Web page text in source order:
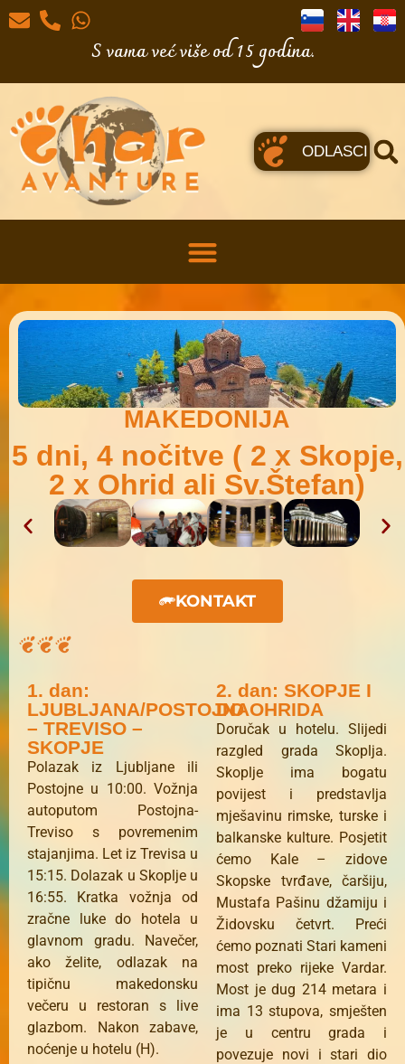
S vama već više od 15 godina.
ODLASCI
MAKEDONIJA
5 dni, 4 nočitve ( 2 x Skopje,
2 x Ohrid ali Sv.Štefan)
KONTAKT
1. dan:
LJUBLJANA/POSTOJNA
– TREVISO –
SKOPJE
Polazak iz Ljubljane ili
Postojne u 10:00. Vožnja
autoputom Postojna-
Treviso s povremenim
stajanjima. Let iz Trevisa u
15:15. Dolazak u Skoplje u
16:55. Kratka vožnja od
zračne luke do hotela u
glavnom gradu. Navečer,
ako želite, odlazak na
tipičnu makedonsku
večeru u restoran s live
glazbom. Nakon zabave,
noćenje u hotelu (H).
2. dan: SKOPJE I
DO OHRIDA
Doručak u hotelu. Slijedi
razgled grada Skoplja.
Skoplje ima bogatu
povijest i predstavlja
mješavinu rimske, turske i
balkanske kulture. Posjetit
ćemo Kale – zidove
Skopske tvrđave, čaršiju,
Mustafa Pašinu džamiju i
Židovsku četvrt. Preći
ćemo poznati Stari kameni
most preko rijeke Vardar.
Most je dug 214 metara i
ima 13 stupova, smješten
je u centru grada i
povezuje novi i stari dio